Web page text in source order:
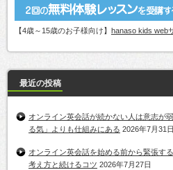
【4歳～15歳のお子様向け】 hanaso kids web
最近の投稿
オンライン英会話が続かない人は意志が
る気」よりも仕組みにある 2026年7月31日
オンライン英会話を始める前から緊張す
考え方と続けるコツ 2026年7月27日